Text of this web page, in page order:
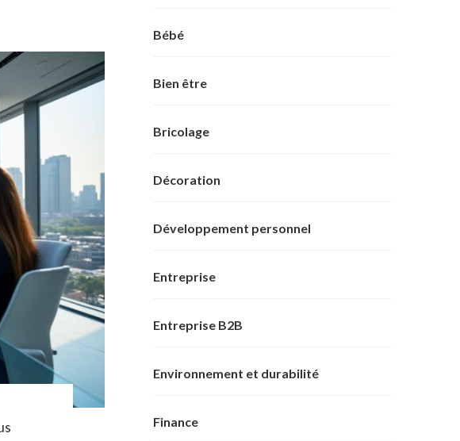
Bébé
Bien être
Bricolage
Décoration
Développement personnel
Entreprise
Entreprise B2B
Environnement et durabilité
Finance